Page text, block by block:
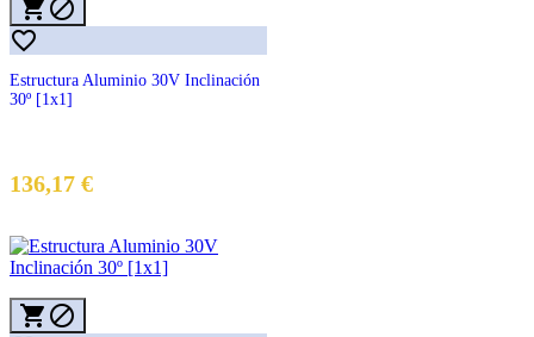
 

Estructura Aluminio 30V Inclinación
30º [1x1]
136,17 €
 